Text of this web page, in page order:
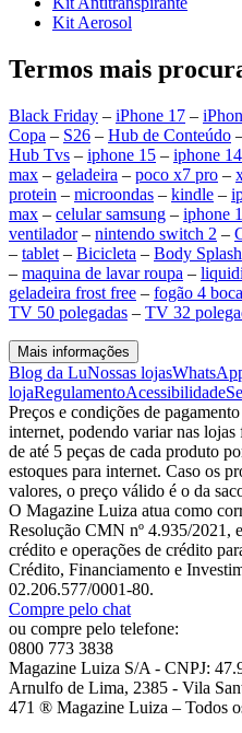
Kit Aerosol
Termos mais
Black Friday – iPhone 17 –
Copa – S26 – Hub de Conteúdo
Hub Tvs – iphone 15 – iphone 14
max – geladeira – poco x7 pro –
protein – microondas – kindle –
max – celular samsung – iphone
ventilador– nintendo switch 2 –
– tablet – Bicicleta – Body Splash
– maquina de lavar roupa –
geladeira frost free – fogão 4
TV 50 polegadas – TV 32
Mais informações
Blog da LuNossas lojas
lojaRegulamentoAcessibilidade
Preços e condições de
internet, podendo variar nas
de até 5 peças de cada produto
estoques para internet. Caso os
valores, o preço válido é o da
O Magazine Luiza atua como
Resolução CMN nº 4.935/2021,
crédito e operações de crédito
Crédito, Financiamento e
02.206.577/0001-80.
Compre pelo chat
ou compre pelo telefone:
0800 773 3838
Magazine Luiza S/A - CNPJ:
Arnulfo de Lima, 2385 - Vila
471 ® Magazine Luiza – Todos